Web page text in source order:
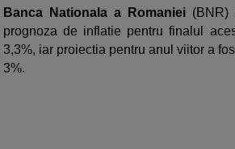
Banca Nationala a Romaniei(BNR)
prognoza de inflatie pentru finalul
3,3%, iar proiectia pentru anul viitor a
3%.